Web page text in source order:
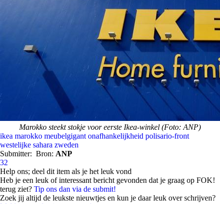
Marokko steekt stokje voor eerste Ikea-winkel (Foto: ANP)
ikea marokko meubelgigant onafhankelijkheid polisario-front
westelijke sahara zweden
Submitter: Bron: ANP
32
Help ons; deel dit item als je het leuk vond
Heb je een leuk of interessant bericht gevonden dat je graag op FOK!
terug ziet? Tip ons dan via de submit!
Zoek jij altijd de leukste nieuwtjes en kun je daar leuk over schrijven?